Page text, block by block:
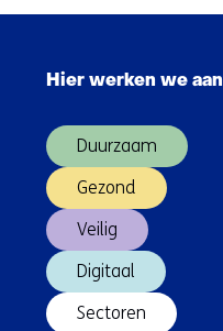
Hier werken we aan
Duurzaam
Gezond
Veilig
Digitaal
Sectoren